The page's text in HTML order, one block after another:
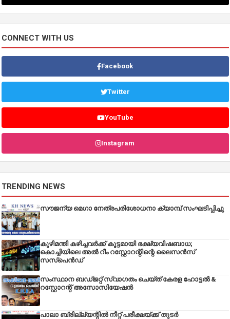
CONNECT WITH US
Facebook
Twitter
YouTube
Instagram
TRENDING NEWS
സൗജന്യ മെഗാ നേത്രപരിശോധനാ ക്യാമ്പ് സംഘടിപ്പിച്ചു
കുഴിമന്തി കഴിച്ചവർക്ക് കൂട്ടമായി ഭക്ഷ്യവിഷബാധ;
കൊച്ചിയിലെ അൽ റീം റസ്റ്റോറന്റിന്റെ ലൈസൻസ്
സസ്പെൻഡ്
സംസ്ഥാന ബഡ്‌ജറ്റ് സ്വാഗതം ചെയ്ത് കേരള ഹോട്ടൽ &
റസ്റ്റോറന്റ് അസോസിയേഷൻ
പാലാ ബ്രില്ല്യന്റിൽ നീറ്റ് പരീക്ഷയ്ക്ക് തുടർ